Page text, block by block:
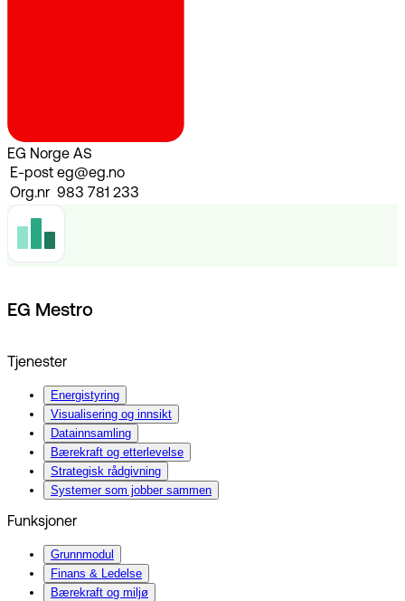
EG Norge AS
E-post eg@eg.no
Org.nr 983 781 233
EG Mestro
Tjenester
Energistyring
Visualisering og innsikt
Datainnsamling
Bærekraft og etterlevelse
Strategisk rådgivning
Systemer som jobber sammen
Funksjoner
Grunnmodul
Finans & Ledelse
Bærekraft og miljø